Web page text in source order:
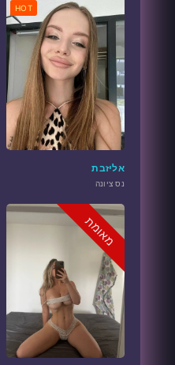
אליזבת
נס ציונה
HOT
מאומת